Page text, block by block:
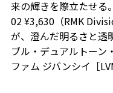
来の輝きを際立たせる
02 ¥3,630（RMK
が、澄んだ明るさと透
ブル・デュアルトーン
ファム ジバンシイ［